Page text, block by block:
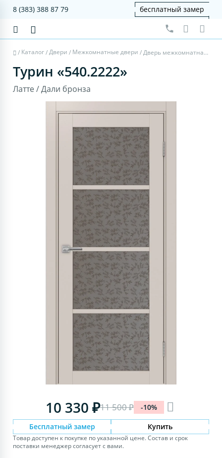
8 (383) 388 87 79 бесплатный замер
/ Каталог/Двери / Межкомнатные двери / Дверь межкомнатная Турин 540.2222 - латте, дали бронза
Турин «540.2222»
Латте / Дали бронза
10 330 ₽11 500 ₽ -10%
Бесплатный замер Купить
Товар доступен к покупке по указанной цене. Состав и срок
поставки менеджер согласует с вами.